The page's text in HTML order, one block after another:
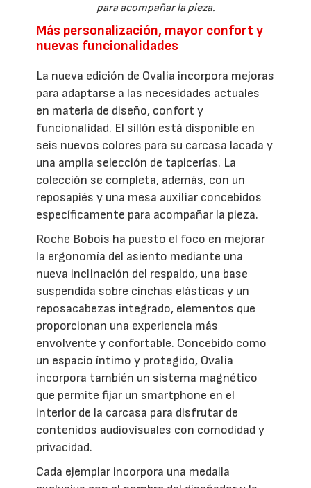
para acompañar la pieza.
Más personalización, mayor confort y
nuevas funcionalidades
La nueva edición de Ovalia incorpora mejoras
para adaptarse a las necesidades actuales
en materia de diseño, confort y
funcionalidad. El sillón está disponible en
seis nuevos colores para su carcasa lacada y
una amplia selección de tapicerías. La
colección se completa, además, con un
reposapiés y una mesa auxiliar concebidos
específicamente para acompañar la pieza.
Roche Bobois ha puesto el foco en mejorar
la ergonomía del asiento mediante una
nueva inclinación del respaldo, una base
suspendida sobre cinchas elásticas y un
reposacabezas integrado, elementos que
proporcionan una experiencia más
envolvente y confortable. Concebido como
un espacio íntimo y protegido, Ovalia
incorpora también un sistema magnético
que permite fijar un smartphone en el
interior de la carcasa para disfrutar de
contenidos audiovisuales con comodidad y
privacidad.
Cada ejemplar incorpora una medalla